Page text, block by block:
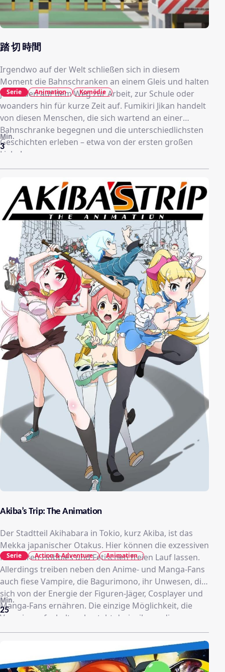
踏 切 時間
Irgendwo auf der Welt schließen sich in diesem
Moment die Bahnschranken an einem Gleis und halten
jemanden auf dem Weg zur Arbeit, zur Schule oder
woanders hin für kurze Zeit auf. Fumikiri Jikan handelt
von diesen Menschen, die sich wartend an einer
Bahnschranke begegnen und die unterschiedlichsten
Geschichten erleben – etwa von der ersten großen
Liebe!
3
Min.
Serie Animation Komödie
Akiba’s Trip: The Animation
Der Stadtteil Akihabara in Tokio, kurz Akiba, ist das
Mekka japanischer Otakus. Hier können die exzessiven
Fans ihren Hobbies und Fetischen freien Lauf lassen.
Allerdings treiben neben den Anime- und Manga-Fans
auch fiese Vampire, die Bagurimono, ihr Unwesen, die
sich von der Energie der Figuren-Jäger, Cosplayer und
Manga-Fans ernähren. Die einzige Möglichkeit, die
Vampire aufzuhalten, besteht darin, ihnen die
Klamotten vom Leib zu reißen und sie so dem
Sonnenlicht auszusetzen. Als Tamotsu der niedlichen
Matome begegnet, ahnt er noch nicht, dass auch er
schon bald den Vampiren auf die Pelle rücken muss!
25
Min.
Serie Action & Adventure Animation